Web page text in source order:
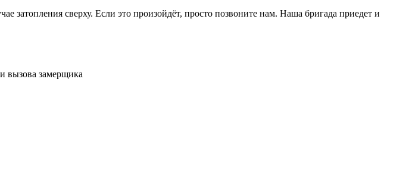
сверху. Если это произойдёт, просто позвоните нам. Наша бригада приедет и
вызова замерщика